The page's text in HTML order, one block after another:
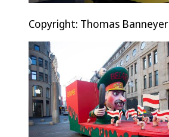
Copyright: Thomas Banneyer